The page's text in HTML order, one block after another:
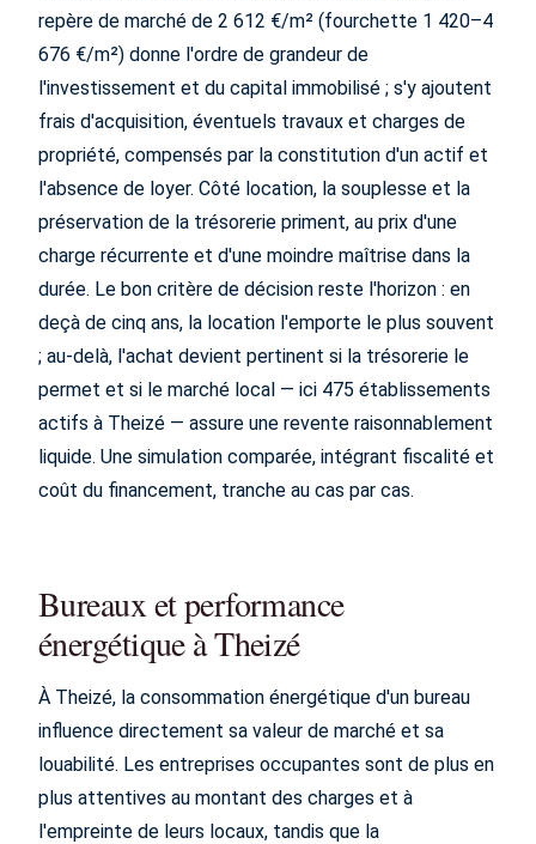
repère de marché de 2 612 €/m² (fourchette 1 420–4
676 €/m²) donne l'ordre de grandeur de
l'investissement et du capital immobilisé ; s'y ajoutent
frais d'acquisition, éventuels travaux et charges de
propriété, compensés par la constitution d'un actif et
l'absence de loyer. Côté location, la souplesse et la
préservation de la trésorerie priment, au prix d'une
charge récurrente et d'une moindre maîtrise dans la
durée. Le bon critère de décision reste l'horizon : en
deçà de cinq ans, la location l'emporte le plus souvent
; au-delà, l'achat devient pertinent si la trésorerie le
permet et si le marché local — ici 475 établissements
actifs à Theizé — assure une revente raisonnablement
liquide. Une simulation comparée, intégrant fiscalité et
coût du financement, tranche au cas par cas.
Bureaux et performance
énergétique à Theizé
À Theizé, la consommation énergétique d'un bureau
influence directement sa valeur de marché et sa
louabilité. Les entreprises occupantes sont de plus en
plus attentives au montant des charges et à
l'empreinte de leurs locaux, tandis que la